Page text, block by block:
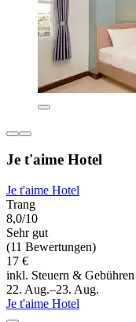
Je t'aime Hotel
Je t'aime Hotel
Trang
8,0/10
Sehr gut
(11 Bewertungen)
17 €
inkl. Steuern & Gebühren
22. Aug.–23. Aug.
Je t'aime Hotel